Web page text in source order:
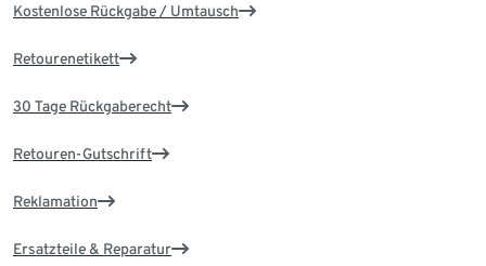
Kostenlose Rückgabe / Umtausch
Retourenetikett
30 Tage Rückgaberecht
Retouren-Gutschrift
Reklamation
Ersatzteile & Reparatur